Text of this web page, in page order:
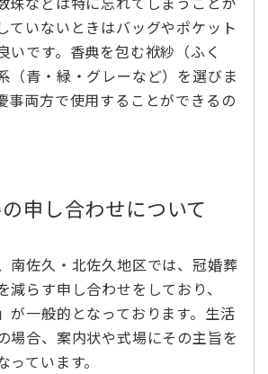
ていないときはバッグやポケット
いです。香典を包む袱紗（ふく
（青・緑・グレーなど）を選びま
事両方で使用することができるの
申し合わせについて
南佐久・北佐久地区では、冠婚葬
減らす申し合わせをしており、
が一般的となっております。生活
場合、案内状や式場にその主旨を
ています。